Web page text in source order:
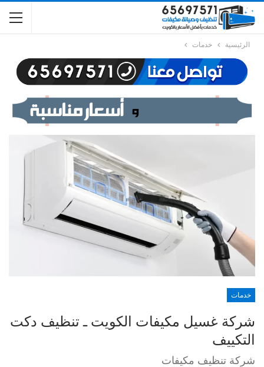
الرئيسية خدمات
خدمات
شركة غسيل مكيفات الكويت ـ تنظيف دكت
التكييف
شركة تنظيف مكيفات